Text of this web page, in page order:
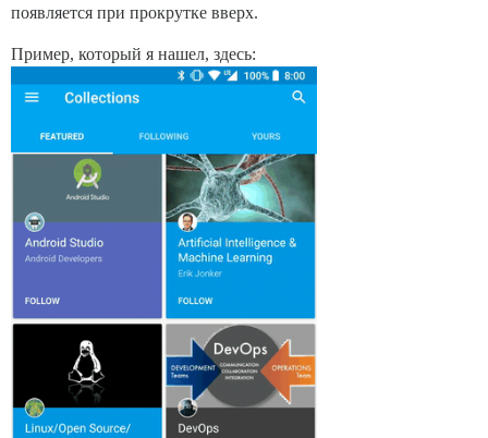
появляется при прокрутке вверх.
Пример, который я нашел, здесь: